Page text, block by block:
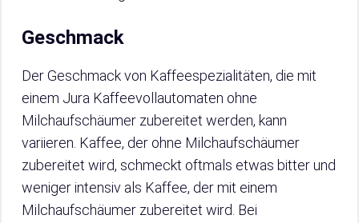
Geschmack
Der Geschmack von Kaffeespezialitäten, die mit
einem Jura Kaffeevollautomaten ohne
Milchaufschäumer zubereitet werden, kann
variieren. Kaffee, der ohne Milchaufschäumer
zubereitet wird, schmeckt oftmals etwas bitter und
weniger intensiv als Kaffee, der mit einem
Milchaufschäumer zubereitet wird. Bei